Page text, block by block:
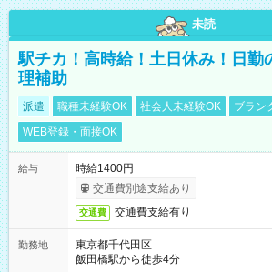
未読
駅チカ！高時給！土日休み！日勤
理補助
派遣 職種未経験OK 社会人未経験OK
ブラン
WEB登録・面接OK
給与
時給1400円
交通費別途支給あり
交通費 交通費支給有り
勤務地
東京都千代田区
飯田橋駅から徒歩4分